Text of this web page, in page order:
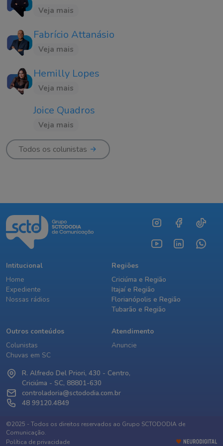
Veja mais
Fabrício Attanásio
Veja mais
Hemilly Lopes
Veja mais
Joice Quadros
Veja mais
Todos os colunistas
Intitucional
Home
Expediente
Nossas rádios
Regiões
Criciúma e Região
Itajaí e Região
Florianópolis e Região
Tubarão e Região
Outros conteúdos
Colunistas
Chuvas em SC
Atendimento
Anuncie
R. Alfredo Del Priori, 430 - Centro,
Criciúma - SC, 88801-630
controladoria@sctododia.com.br
48 99120.4849
©2025 - Todos os direitos reservados ao Grupo SCTODODIA de
Comunicação.
Política de privacidade